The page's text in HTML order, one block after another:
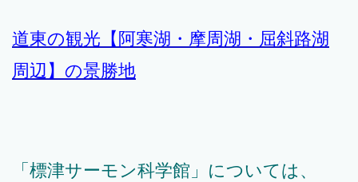
道東の観光【阿寒湖・摩周湖・屈斜路湖
周辺】の景勝地
「標津サーモン科学館」については、